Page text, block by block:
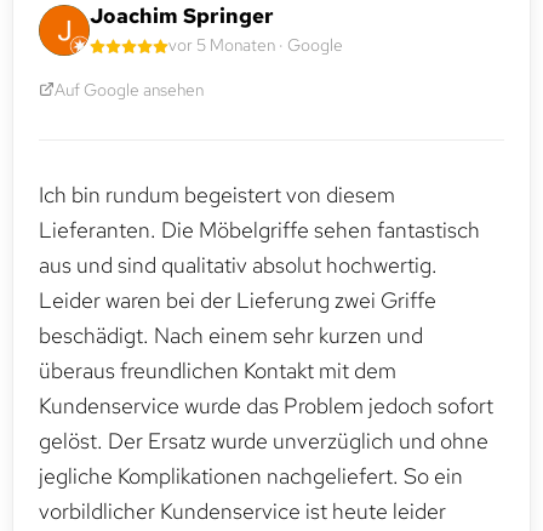
Joachim Springer
vor 5 Monaten · Google
Auf Google ansehen
Ich bin rundum begeistert von diesem
Lieferanten. Die Möbelgriffe sehen fantastisch
aus und sind qualitativ absolut hochwertig.
Leider waren bei der Lieferung zwei Griffe
beschädigt. Nach einem sehr kurzen und
überaus freundlichen Kontakt mit dem
Kundenservice wurde das Problem jedoch sofort
gelöst. Der Ersatz wurde unverzüglich und ohne
jegliche Komplikationen nachgeliefert. So ein
vorbildlicher Kundenservice ist heute leider